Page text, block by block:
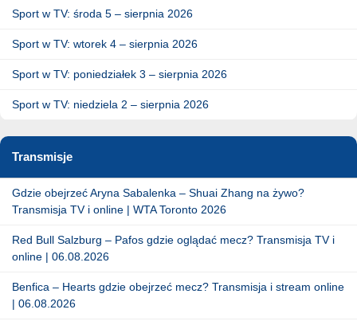
Sport w TV: środa 5 – sierpnia 2026
Sport w TV: wtorek 4 – sierpnia 2026
Sport w TV: poniedziałek 3 – sierpnia 2026
Sport w TV: niedziela 2 – sierpnia 2026
Transmisje
Gdzie obejrzeć Aryna Sabalenka – Shuai Zhang na żywo?
Transmisja TV i online | WTA Toronto 2026
Red Bull Salzburg – Pafos gdzie oglądać mecz? Transmisja TV i
online | 06.08.2026
Benfica – Hearts gdzie obejrzeć mecz? Transmisja i stream online
| 06.08.2026